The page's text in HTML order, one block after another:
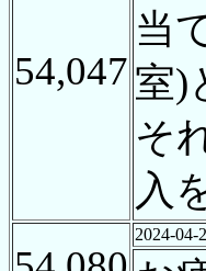
54,047
当
室)
そ
入
2024-04-